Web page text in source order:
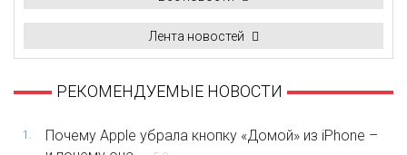
Лента новостей
РЕКОМЕНДУЕМЫЕ НОВОСТИ
1.
Почему Apple убрала кнопку «Домой» из iPhone –